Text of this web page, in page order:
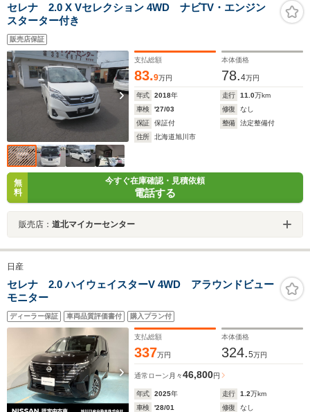
セレナ 2.0 X Vセレクション 4WD ナビTV・エンジン
スターター付き
販売店保証
支払総額
83.9万円
本体価格
78.4万円
年式 2018年 走行 11.0万km
車検
'27/03 修復
なし
保証
保証付 整備
法定整備付
住所
北海道旭川市
無
料
今すぐ在庫確認・見積依頼
電話する
販売店： 道北マイカーセンター
日産
セレナ 2.0 ハイウェイスターV 4WD アラウンドビュー
モニター
ディーラー保証 車両品質評価書付 購入プラン付
支払総額
337万円
本体価格
324.5万円
通常ローン 月々46,800円
年式 2025年 走行 1.2万km
車検
'28/01 修復
なし